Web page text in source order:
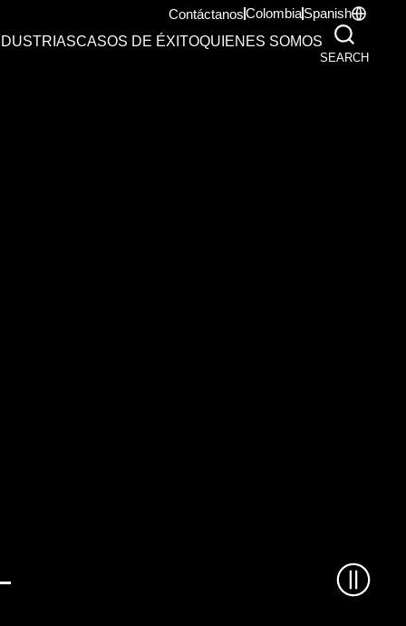
ContáctanosColombiaSpanish
CASOS DE ÉXITOQUIENES SOMOS
SEARCH